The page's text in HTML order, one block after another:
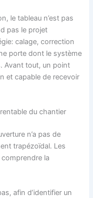
le tableau n’est pas
pas le projet
calage, correction
porte dont le système
Avant tout, un point
et capable de recevoir
du chantier
n’a pas de
trapézoïdal. Les
la
afin d’identifier un